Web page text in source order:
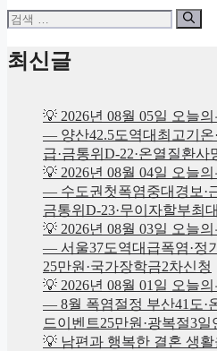
검
최신글
💡 2026년 08월 05일 오늘
— 양산42.5도역대최고기온
급·금통위D-22·온열질환사
💡 2026년 08월 04일 오늘
— 수도권첫폭염중대경보·
금통위D-23·무이자할부최
💡 2026년 08월 03일 오늘
— 서울37도역대급폭염·정
25만원·국가장학금2차신청
💡 2026년 08월 01일 오늘
— 8월 폭염절정 부산41도·
드이벤트25만원·광복절3일
💡 남편과 행복한 결혼 생